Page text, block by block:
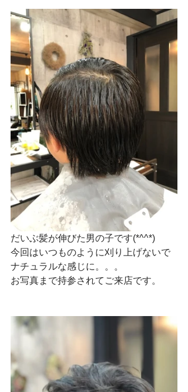
だいぶ髪が伸びた男の子です(*^^*)
今回はいつものように刈り上げないで
ナチュラルな感じに。。。
お写真まで持参されてご来店です。